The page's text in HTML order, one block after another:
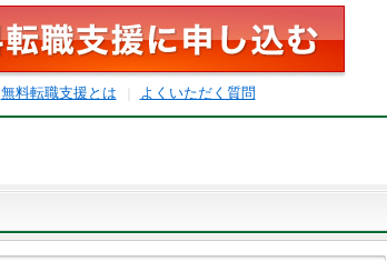
無料転職支援とは よくいただく質問